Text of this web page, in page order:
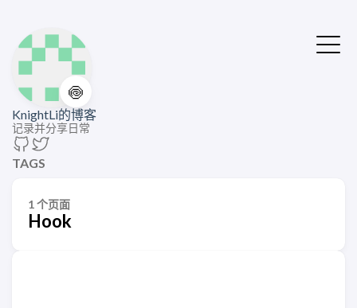
🍥
KnightLi的博客
记录并分享日常
TAGS
1 个页面
Hook